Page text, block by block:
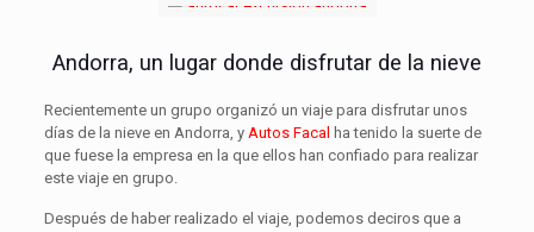
Andorra, un lugar donde disfrutar de la nieve
Recientemente un grupo organizó un viaje para disfrutar unos
días de la nieve en Andorra, y Autos Facal ha tenido la suerte de
que fuese la empresa en la que ellos han confiado para realizar
este viaje en grupo.
Después de haber realizado el viaje, podemos deciros que a